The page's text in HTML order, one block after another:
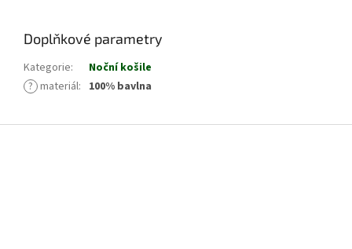
Doplňkové parametry
Kategorie:
Noční košile
? materiál: 100% bavlna